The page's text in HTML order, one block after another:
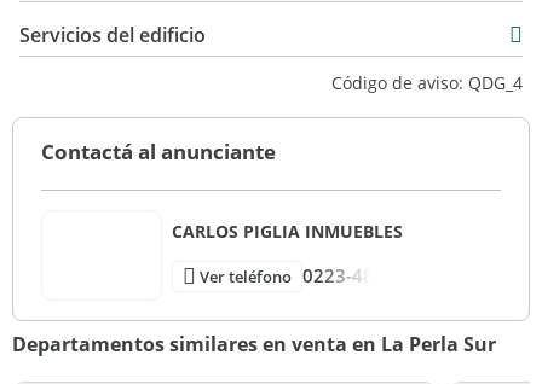
Cemento
Servicios del edificio
Código de aviso: QDG_4
Contactá al anunciante
CARLOS PIGLIA INMUEBLES
Ver teléfono 0223-48
Departamentos similares en venta en La Perla Sur